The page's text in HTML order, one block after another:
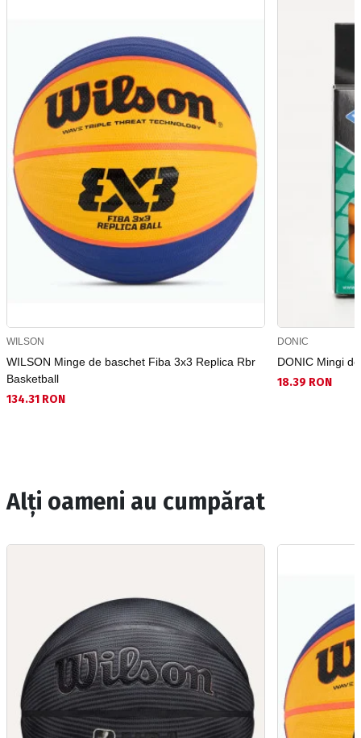
WILSON
WILSON Minge de baschet Fiba 3x3 Replica Rbr
Basketball
134.31 RON
DONIC
DONIC Mingi
18.39 RON
Alți oameni au cumpărat